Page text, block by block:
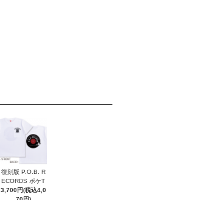
復刻版 P.O.B. R
ECORDS ポケT
3,700円(税込4,0